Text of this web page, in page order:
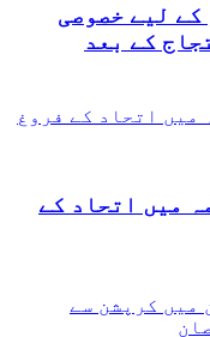
کے لیے خصوصی
کے بعد
میں اتحاد کے